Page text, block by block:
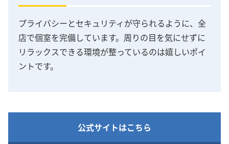
プライバシーとセキュリティが守られるように、全
店で個室を完備しています。周りの目を気にせずに
リラックスできる環境が整っているのは嬉しいポイ
ントです。
公式サイトはこちら